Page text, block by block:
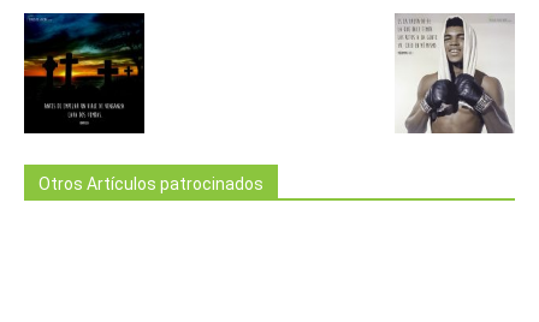
Otros Artículos patrocinados